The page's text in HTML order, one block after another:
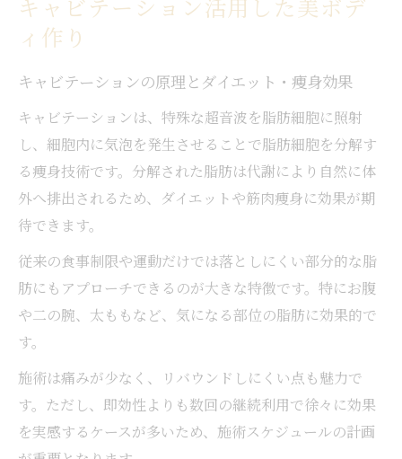
キャビテーション活用した美ボデ
ィ作り
キャビテーションの原理とダイエット・痩身効果
キャビテーションは、特殊な超音波を脂肪細胞に照射
し、細胞内に気泡を発生させることで脂肪細胞を分解す
る痩身技術です。分解された脂肪は代謝により自然に体
外へ排出されるため、ダイエットや筋肉痩身に効果が期
待できます。
従来の食事制限や運動だけでは落としにくい部分的な脂
肪にもアプローチできるのが大きな特徴です。特にお腹
や二の腕、太ももなど、気になる部位の脂肪に効果的で
す。
施術は痛みが少なく、リバウンドしにくい点も魅力で
す。ただし、即効性よりも数回の継続利用で徐々に効果
を実感するケースが多いため、施術スケジュールの計画